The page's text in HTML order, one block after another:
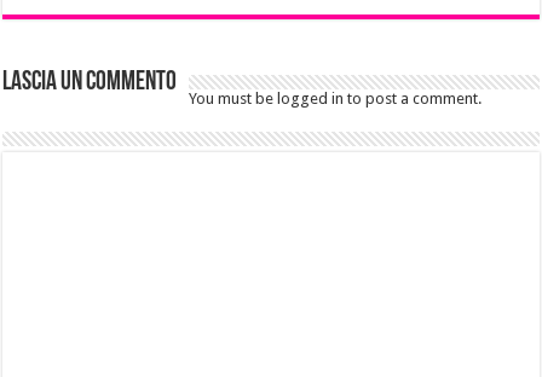
Lascia un commento
You must be logged in to post a comment.